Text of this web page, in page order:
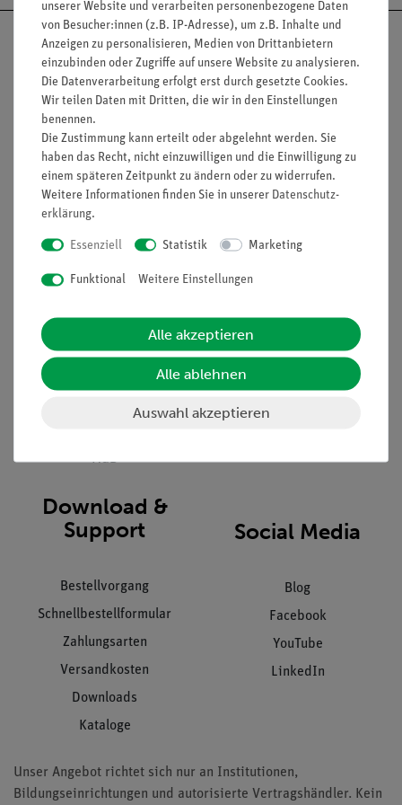
Nach oben
Informationen
Unternehmen
Stellenangebote
Kontakt
Hinweisgeberschutz
AGB
Service
Übersicht Service
Inbetriebnahme & Schulungen
Download &
Support
Bestellvorgang
Schnellbestellformular
Zahlungsarten
Versandkosten
Downloads
Kataloge
Social Media
Blog
Facebook
YouTube
LinkedIn
Unser Angebot richtet sich nur an Institutionen,
Bildungseinrichtungen und autorisierte Vertragshändler. Kein
unserer Website und verarbeiten personenbezogene Daten
von Besucher:innen (z.B. IP-Adresse), um z.B. Inhalte und
Anzeigen zu personalisieren, Medien von Drittanbietern
einzubinden oder Zugriffe auf unsere Website zu analysieren.
Die Datenverarbeitung erfolgt erst durch gesetzte Cookies.
Wir teilen Daten mit Dritten, die wir in den Einstellungen
benennen.
Die Zustimmung kann erteilt oder abgelehnt werden. Sie
haben das Recht, nicht einzuwilligen und die Einwilligung zu
einem späteren Zeitpunkt zu ändern oder zu widerrufen.
Weitere Informationen finden Sie in unserer Daten­schutz­
erklärung.
Essenziell Statistik Marketing
Funktional Weitere Einstellungen
Alle akzeptieren
Alle ablehnen
Auswahl akzeptieren